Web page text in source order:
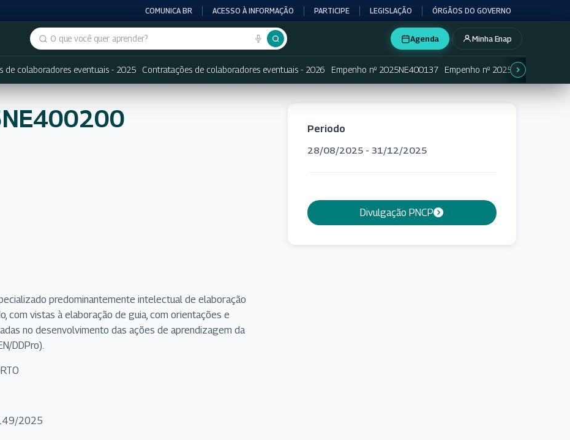
COMUNICA BR ACESSO À INFORMAÇÃO PARTICIPE LEGISLAÇÃO ÓRGÃOS DO GOVERNO
Buscar no portal
Agenda Minha Enap
de colaboradores eventuais - 2025 Contratações de colaboradores eventuais - 2026 Empenho nº 2025NE400137 Empenho nº 2025NE400138
predominantemente intelectual de elaboração
com vistas à elaboração de guia, com orientações e
no desenvolvimento das ações de aprendizagem da
DDPro).
2025
Periodo
28/08/2025 - 31/12/2025
Divulgação PNCP